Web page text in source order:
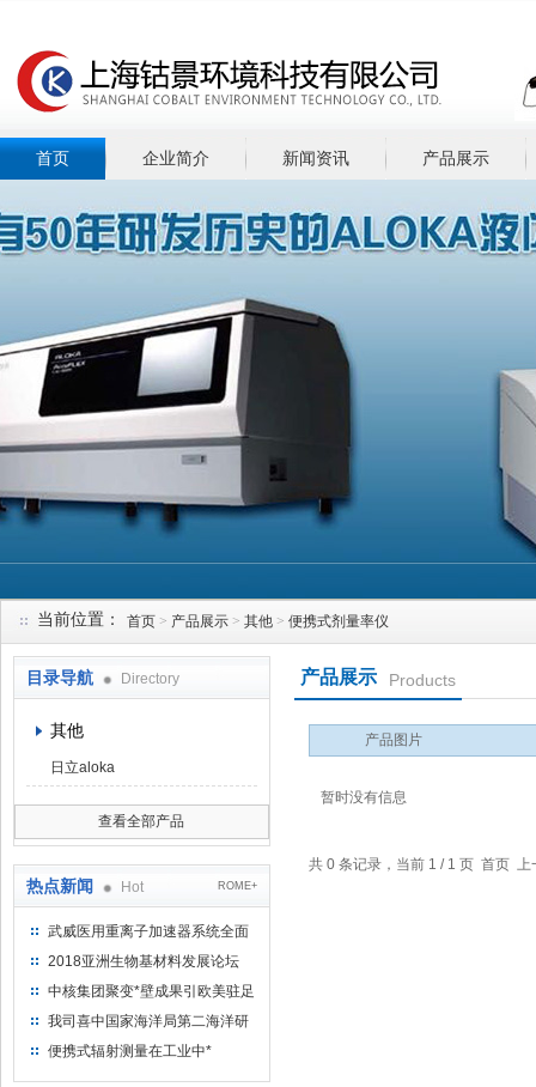
首页 企业简介 新闻资讯 产品展示
当前位置： 首页 > 产品展示 > 其他 > 便携式剂量率仪
目录导航 Directory
其他
日立aloka
查看全部产品
热点新闻 Hot ROME+
武威医用重离子加速器系统全面
完成检测报告 临床试验正式启动
2018亚洲生物基材料发展论坛
中核集团聚变*壁成果引欧美驻足
“人造太阳”指日可待
我司喜中国家海洋局第二海洋研
究所采购低本底液体闪烁计数器
便携式辐射测量在工业中*
产品展示 Products
产品图片
暂时没有信息
共 0 条记录，当前 1 / 1 页 首页